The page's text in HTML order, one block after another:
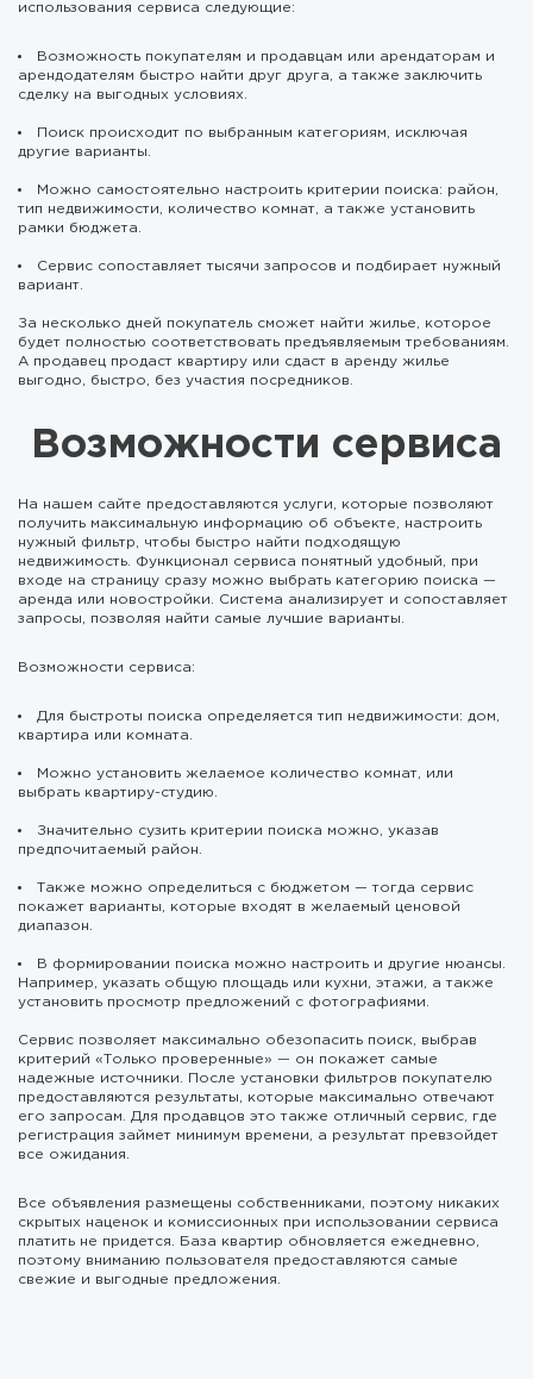
использования сервиса следующие:
Возможность покупателям и продавцам или арендаторам и
арендодателям быстро найти друг друга, а также заключить
сделку на выгодных условиях.
Поиск происходит по выбранным категориям, исключая
другие варианты.
Можно самостоятельно настроить критерии поиска: район,
тип недвижимости, количество комнат, а также установить
рамки бюджета.
Сервис сопоставляет тысячи запросов и подбирает нужный
вариант.
За несколько дней покупатель сможет найти жилье, которое
будет полностью соответствовать предъявляемым требованиям.
А продавец продаст квартиру или сдаст в аренду жилье
выгодно, быстро, без участия посредников.
Возможности сервиса
На нашем сайте предоставляются услуги, которые позволяют
получить максимальную информацию об объекте, настроить
нужный фильтр, чтобы быстро найти подходящую
недвижимость. Функционал сервиса понятный удобный, при
входе на страницу сразу можно выбрать категорию поиска —
аренда или новостройки. Система анализирует и сопоставляет
запросы, позволяя найти самые лучшие варианты.
Возможности сервиса:
Для быстроты поиска определяется тип недвижимости: дом,
квартира или комната.
Можно установить желаемое количество комнат, или
выбрать квартиру-студию.
Значительно сузить критерии поиска можно, указав
предпочитаемый район.
Также можно определиться с бюджетом — тогда сервис
покажет варианты, которые входят в желаемый ценовой
диапазон.
В формировании поиска можно настроить и другие нюансы.
Например, указать общую площадь или кухни, этажи, а также
установить просмотр предложений с фотографиями.
Сервис позволяет максимально обезопасить поиск, выбрав
критерий «Только проверенные» — он покажет самые
надежные источники. После установки фильтров покупателю
предоставляются результаты, которые максимально отвечают
его запросам. Для продавцов это также отличный сервис, где
регистрация займет минимум времени, а результат превзойдет
все ожидания.
Все объявления размещены собственниками, поэтому никаких
скрытых наценок и комиссионных при использовании сервиса
платить не придется. База квартир обновляется ежедневно,
поэтому вниманию пользователя предоставляются самые
свежие и выгодные предложения.